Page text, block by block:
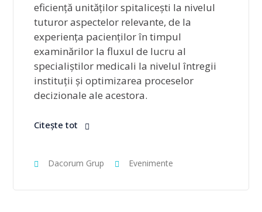
eficiență unităților spitalicești la nivelul
tuturor aspectelor relevante, de la
experiența pacienților în timpul
examinărilor la fluxul de lucru al
specialiștilor medicali la nivelul întregii
instituții și optimizarea proceselor
decizionale ale acestora.
Citește tot
Dacorum Grup Evenimente